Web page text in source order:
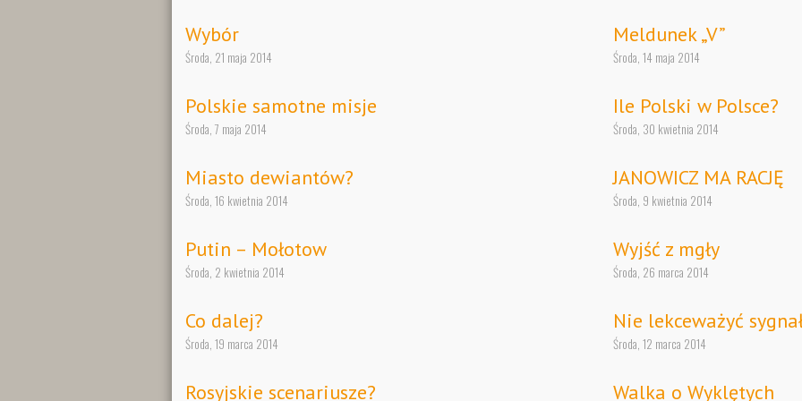
Wybór
Środa, 21 maja 2014
Meldunek „V”
Środa, 14 maja 2014
Polskie samotne misje
Środa, 7 maja 2014
Ile Polski w Polsce?
Środa, 30 kwietnia 2014
Miasto dewiantów?
Środa, 16 kwietnia 2014
JANOWICZ MA RACJĘ
Środa, 9 kwietnia 2014
Putin – Mołotow
Środa, 2 kwietnia 2014
Wyjść z mgły
Środa, 26 marca 2014
Co dalej?
Środa, 19 marca 2014
Nie lekceważyć
Środa, 12 marca 2014
Rosyjskie scenariusze? Walka o Wyklętych